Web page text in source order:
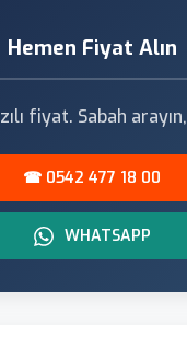
Hemen Fiyat Alın
fiyat. Sabah
☎ 0542 477 18 00
WHATSAPP